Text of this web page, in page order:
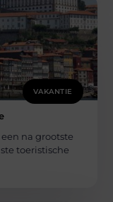
VAKANTIE
na grootste
toeristische